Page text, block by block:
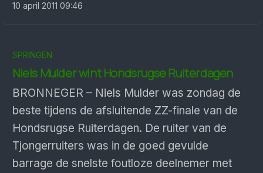
10 april 2011 09:46
SPRINGEN
Niels Mulder wint Hondsrugse Ruiterdagen
BRONNEGER – Niels Mulder was zondag de
beste tijdens de afsluitende ZZ-finale van de
Hondsrugse Ruiterdagen. De ruiter van de
Tjongerruiters was in de goed gevulde
barrage de snelste foutloze deelnemer met